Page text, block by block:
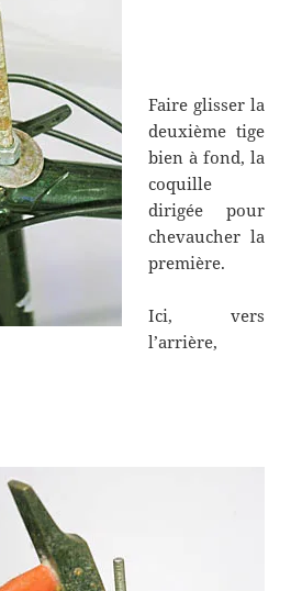
Faire glisser la
deuxième tige
bien à fond, la
coquille
dirigée pour
chevaucher la
première.
Ici, vers
l’arrière,